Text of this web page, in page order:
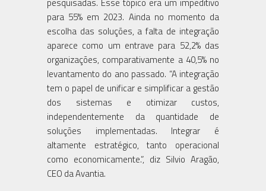
para 55% em 2023. Ainda no momento da
escolha das soluções, a falta de integração
aparece como um entrave para 52,2% das
organizações, comparativamente a 40,5% no
levantamento do ano passado. “A integração
tem o papel de unificar e simplificar a gestão
dos sistemas e otimizar custos,
independentemente da quantidade de
soluções implementadas. Integrar é
altamente estratégico, tanto operacional
como economicamente.”, diz Silvio Aragão,
CEO da Avantia.